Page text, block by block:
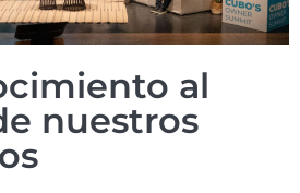
al
nuestros